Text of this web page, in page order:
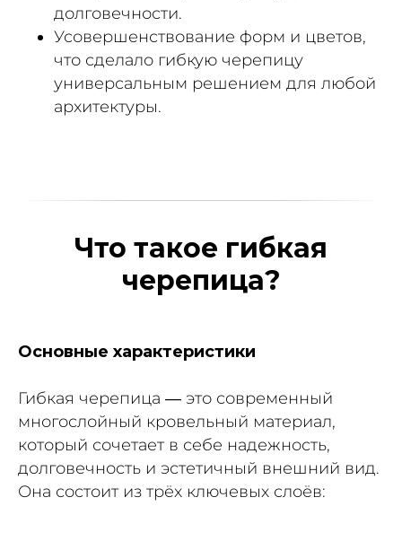
долговечности.
Усовершенствование форм и цветов,
что сделало гибкую черепицу
универсальным решением для любой
архитектуры.
Что такое гибкая
черепица?
Основные характеристики
Гибкая черепица — это современный
многослойный кровельный материал,
который сочетает в себе надежность,
долговечность и эстетичный внешний вид.
Она состоит из трёх ключевых слоёв: